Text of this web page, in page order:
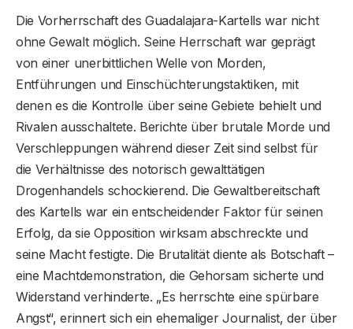
Die Vorherrschaft des Guadalajara-Kartells war nicht
ohne Gewalt möglich. Seine Herrschaft war geprägt
von einer unerbittlichen Welle von Morden,
Entführungen und Einschüchterungstaktiken, mit
denen es die Kontrolle über seine Gebiete behielt und
Rivalen ausschaltete. Berichte über brutale Morde und
Verschleppungen während dieser Zeit sind selbst für
die Verhältnisse des notorisch gewalttätigen
Drogenhandels schockierend. Die Gewaltbereitschaft
des Kartells war ein entscheidender Faktor für seinen
Erfolg, da sie Opposition wirksam abschreckte und
seine Macht festigte. Die Brutalität diente als Botschaft –
eine Machtdemonstration, die Gehorsam sicherte und
Widerstand verhinderte. „Es herrschte eine spürbare
Angst“, erinnert sich ein ehemaliger Journalist, der über